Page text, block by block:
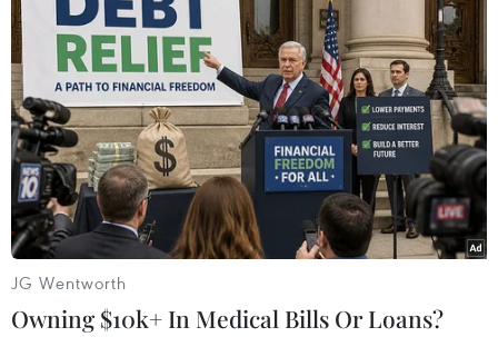
ty, bao gồm: Công ty cổ phần Phát triển đầu tư
Thái Sơn (Thành phố Hồ Chí Minh); Công ty cổ
phần Tập đoàn Đầu tư xây dựng Cường Thịnh
Thi (tỉnh Ninh Bình); và Công ty cổ phần Tư vấn
đầu tư xây dựng và thương mại Dương Đạt Gia
Lai (tỉnh Gia Lai). Đơn vị giám sát là Ban Quản
lý dự án giao thông, dân dụng, công nghiệp tỉnh
Đắk Nông./.
JG Wentworth
Owning $10k+ In Medical Bills Or Loans?